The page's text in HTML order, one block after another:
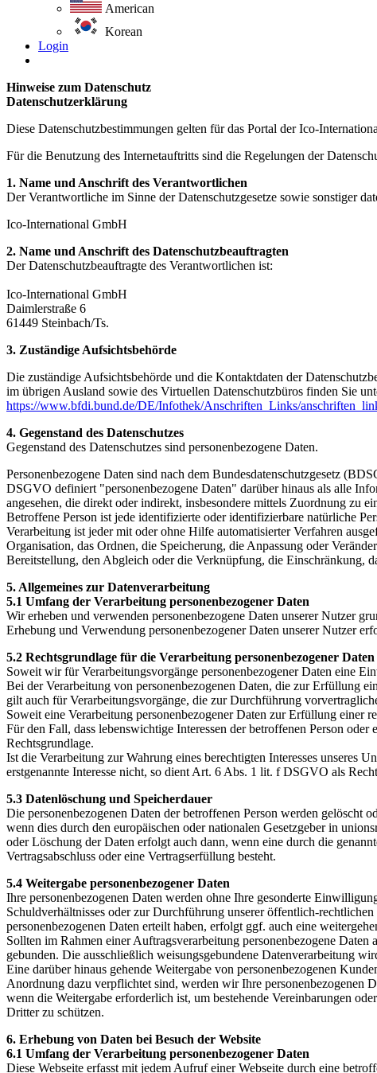
American
Korean
Login
Hinweise zum Datenschutz
Datenschutzerklärung
Diese Datenschutzbestimmungen gelten für das Portal der Ico-
Für die Benutzung des Internetauftritts sind die Regelungen der
1. Name und Anschrift des Verantwortlichen
Der Verantwortliche im Sinne der Datenschutzgesetze sowie sonstiger
Ico-International GmbH
2. Name und Anschrift des Datenschutzbeauftragten
Der Datenschutzbeauftragte des Verantwortlichen ist:
Ico-International GmbH
Daimlerstraße 6
61449 Steinbach/Ts.
3. Zuständige Aufsichtsbehörde
Die zuständige Aufsichtsbehörde und die Kontaktdaten der
im übrigen Ausland sowie des Virtuellen Datenschutzbüros finden Sie
https://www.bfdi.bund.de/DE/Infothek/Anschriften_Links/
4. Gegenstand des Datenschutzes
Gegenstand des Datenschutzes sind personenbezogene Daten.
Personenbezogene Daten sind nach dem Bundesdatenschutzgesetz
DSGVO definiert "personenbezogene Daten" darüber hinaus als alle
angesehen, die direkt oder indirekt, insbesondere mittels Zuordnung zu
Betroffene Person ist jede identifizierte oder identifizierbare natürliche
Verarbeitung ist jeder mit oder ohne Hilfe automatisierter Verfahren
Organisation, das Ordnen, die Speicherung, die Anpassung oder
Bereitstellung, den Abgleich oder die Verknüpfung, die Einschränkung,
5. Allgemeines zur Datenverarbeitung
5.1 Umfang der Verarbeitung personenbezogener Daten
Wir erheben und verwenden personenbezogene Daten unserer Nutzer
Erhebung und Verwendung personenbezogener Daten unserer Nutzer
5.2 Rechtsgrundlage für die Verarbeitung personenbezogener Daten
Soweit wir für Verarbeitungsvorgänge personenbezogener Daten eine
Bei der Verarbeitung von personenbezogenen Daten, die zur Erfüllung
gilt auch für Verarbeitungsvorgänge, die zur Durchführung
Soweit eine Verarbeitung personenbezogener Daten zur Erfüllung
Für den Fall, dass lebenswichtige Interessen der betroffenen Person
Rechtsgrundlage.
Ist die Verarbeitung zur Wahrung eines berechtigten Interesses unseres
erstgenannte Interesse nicht, so dient Art. 6 Abs. 1 lit. f DSGVO als
5.3 Datenlöschung und Speicherdauer
Die personenbezogenen Daten der betroffenen Person werden gelöscht
wenn dies durch den europäischen oder nationalen Gesetzgeber in
oder Löschung der Daten erfolgt auch dann, wenn eine durch die
Vertragsabschluss oder eine Vertragserfüllung besteht.
5.4 Weitergabe personenbezogener Daten
Ihre personenbezogenen Daten werden ohne Ihre gesonderte
Schuldverhältnisses oder zur Durchführung unserer öffentlich-
personenbezogenen Daten erteilt haben, erfolgt ggf. auch eine
Sollten im Rahmen einer Auftragsverarbeitung personenbezogene
gebunden. Die ausschließlich weisungsgebundene Datenverarbeitung
Eine darüber hinaus gehende Weitergabe von personenbezogenen
Anordnung dazu verpflichtet sind, werden wir Ihre personenbezogenen
wenn die Weitergabe erforderlich ist, um bestehende Vereinbarungen
Dritter zu schützen.
6. Erhebung von Daten bei Besuch der Website
6.1 Umfang der Verarbeitung personenbezogener Daten
Diese Webseite erfasst mit jedem Aufruf einer Webseite durch eine